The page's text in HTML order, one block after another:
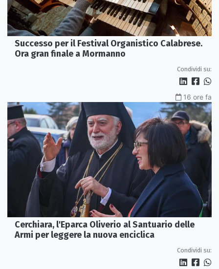
Successo per il Festival Organistico Calabrese.
Ora gran finale a Mormanno
Condividi su:
16 ore fa
Cerchiara, l'Eparca Oliverio al Santuario delle
Armi per leggere la nuova enciclica
Condividi su: